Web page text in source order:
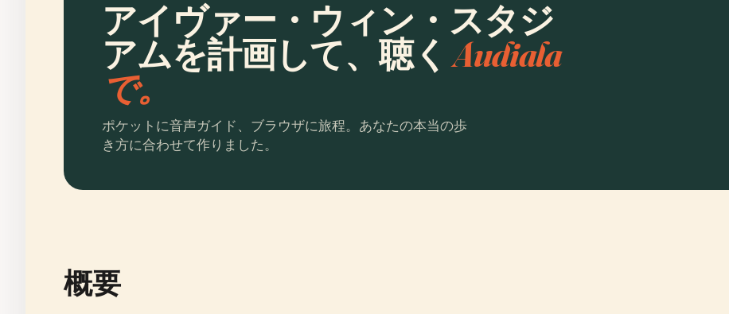
アイヴァー・ウィン・スタジ
アムを計画して、聴くAudiala
で。
ポケットに音声ガイド、ブラウザに旅程。あなたの本当の歩
き方に合わせて作りました。
概要